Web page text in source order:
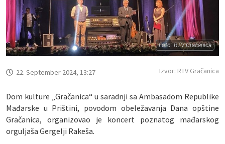
Foto: RTV Gračanica
22. September 2024, 13:27 Izvor: RTV Gračanica
Dom kulture „Gračanica“ u saradnji sa Ambasadom Republike
Mađarske u Prištini, povodom obeležavanja Dana opštine
Gračanica, organizovao je koncert poznatog mađarskog
orguljaša Gergelji Rakeša.